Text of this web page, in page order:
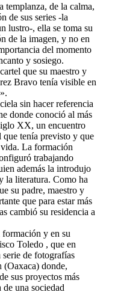
templanza, de la calma,
de sus series -la
lustro-, ella se toma su
de la imagen, y no en
del momento
y sosiego.
que su maestro y
Bravo tenía visible en
sin hacer referencia
donde conoció al más
XX, un encuentro
tenía previsto y que
La formación
trabajando
además la introdujo
la literatura. Como ha
su padre, maestro y
que para estar más
cambió su residencia a
formación y en su
Toledo , que en
de fotografías
(Oaxaca) donde,
sus proyectos más
una sociedad